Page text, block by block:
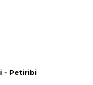
- Petiribi